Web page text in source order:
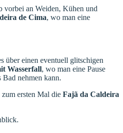
vorbei an Weiden, Kühen und
de Cima, wo man eine
über einen eventuell glitschigen
Wasserfall, wo man eine Pause
Bad nehmen kann.
zum ersten Mal die Fajã da Caldeira